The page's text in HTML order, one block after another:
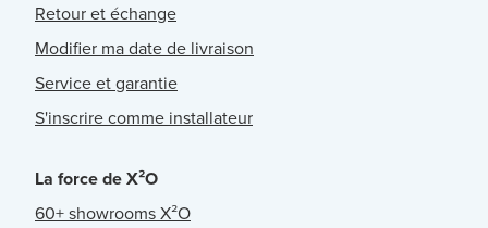
Retour et échange
Modifier ma date de livraison
Service et garantie
S'inscrire comme installateur
La force de X²O
60+ showrooms X²O